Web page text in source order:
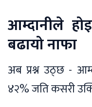
आम्दानीले
बढायो नाफा
अब प्रश्न उठ्छ -
४२% जति कसरी